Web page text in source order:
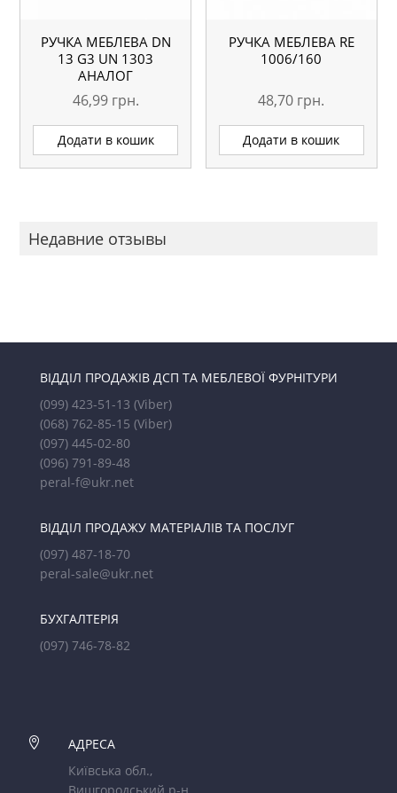
РУЧКА МЕБЛЕВА DN
13 G3 UN 1303
АНАЛОГ
46,99 грн.
Додати в кошик
РУЧКА МЕБЛЕВА RE
1006/160
48,70 грн.
Додати в кошик
Недавние отзывы
ВІДДІЛ ПРОДАЖІВ ДСП ТА МЕБЛЕВОЇ ФУРНІТУРИ
(099) 423-51-13 (Viber)
(068) 762-85-15 (Viber)
(097) 445-02-80
(096) 791-89-48
peral-f@ukr.net
ВІДДІЛ ПРОДАЖУ МАТЕРІАЛІВ ТА ПОСЛУГ
(097) 487-18-70
peral-sale@ukr.net
БУХГАЛТЕРІЯ
(097) 746-78-82

АДРЕСА
Київська обл.,